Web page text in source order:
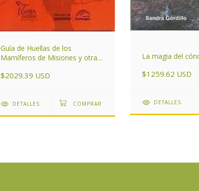
Guía de Huellas de los
Mamíferos de Misiones y otras
Argentina
$2029.39 USD
DETALLES
La magia del
$1259.62 USD
DETALLES